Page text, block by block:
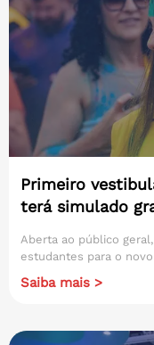
Primeiro
terá simulado
Aberta ao público
estudantes para o
Saiba mais >